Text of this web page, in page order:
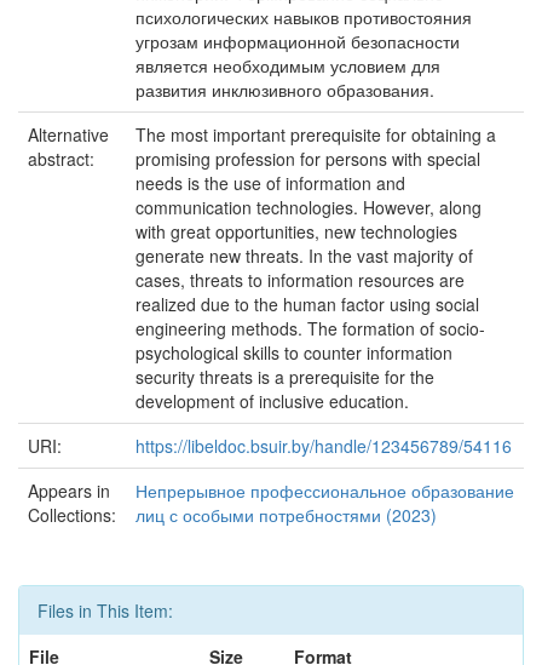
психологических навыков противостояния
угрозам информационной безопасности
является необходимым условием для
развития инклюзивного образования.
Alternative
abstract:
The most important prerequisite for obtaining a
promising profession for persons with special
needs is the use of information and
communication technologies. However, along
with great opportunities, new technologies
generate new threats. In the vast majority of
cases, threats to information resources are
realized due to the human factor using social
engineering methods. The formation of socio-
psychological skills to counter information
security threats is a prerequisite for the
development of inclusive education.
URI:
https://libeldoc.bsuir.by/handle/123456789/54116
Appears in
Collections:
Непрерывное профессиональное образование
лиц с особыми потребностями (2023)
Files in This Item:
File
Size Format